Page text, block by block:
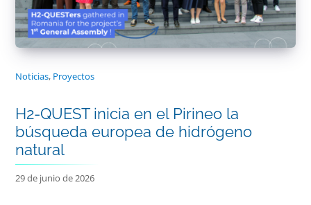
Noticias, Proyectos
H2-QUEST inicia en el Pirineo la
búsqueda europea de hidrógeno
natural
29 de junio de 2026